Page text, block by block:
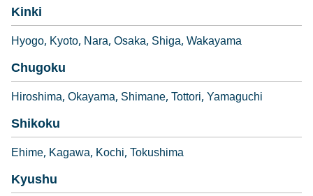
Kinki
Hyogo Kyoto Nara Osaka Shiga Wakayama
Chugoku
Hiroshima Okayama Shimane Tottori Yamaguchi
Shikoku
Ehime Kagawa Kochi Tokushima
Kyushu